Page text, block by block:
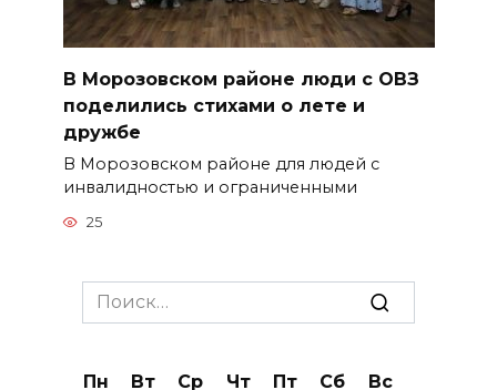
В Морозовском районе люди с ОВЗ
поделились стихами о лете и
дружбе
В Морозовском районе для людей с
инвалидностью и ограниченными
25
Search
for:
Пн Вт Ср Чт Пт Сб
Вс